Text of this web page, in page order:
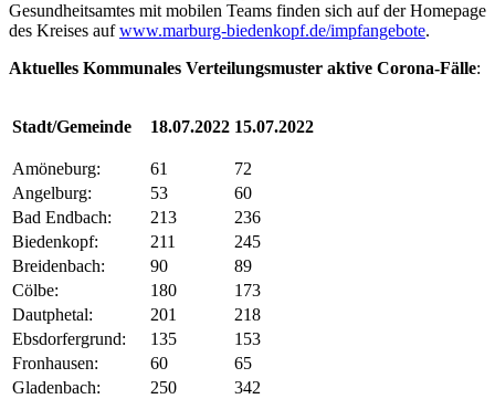
Gesundheitsamtes mit mobilen Teams finden sich auf der Homepage
des Kreises aufwww.marburg-biedenkopf.de/impfangebote.
Aktuelles Kommunales Verteilungsmuster aktive Corona-Fälle:
Stadt/Gemeinde 18.07.2022 15.07.2022
Amöneburg: 61
72
Angelburg:
53
60
Bad Endbach:
213
236
Biedenkopf:
211
245
Breidenbach:
90
89
Cölbe:
180
173
Dautphetal:
201
218
Ebsdorfergrund:
135
153
Fronhausen:
60
65
Gladenbach:
250
342